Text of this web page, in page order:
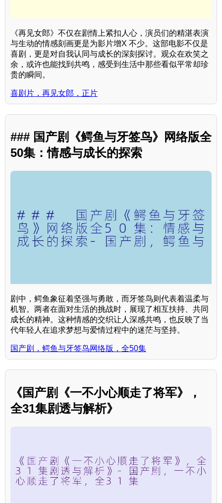
《再见女郎》不仅在剧情上紧扣人心，演员们的精湛表演
与生动的情感刻画更是为影片增X 不少。这部电影不仅是
喜剧，更是对自我认同与成长的深刻探讨。观众在欢笑之
余，或许也能找到共鸣，感受到生活中那些看似平常却珍
贵的瞬间。
喜剧片，再见女郎，正片
### 国产剧《鳄鱼与牙签鸟》网络版全
50集：情感与成长的探索
剧中，鳄鱼象征着坚强与勇敢，而牙签鸟则代表着温柔与
机智。两者在面对生活的挑战时，展现了相互扶持、共同
成长的精神。这种情感的交织让人深感共鸣，也反映了当
代年轻人在追求梦想与爱情过程中的迷茫与坚持。
国产剧，鳄鱼与牙签鸟网络版，全50集
《国产剧《一不小心顺走了将军》，
全31集剧透与解析》